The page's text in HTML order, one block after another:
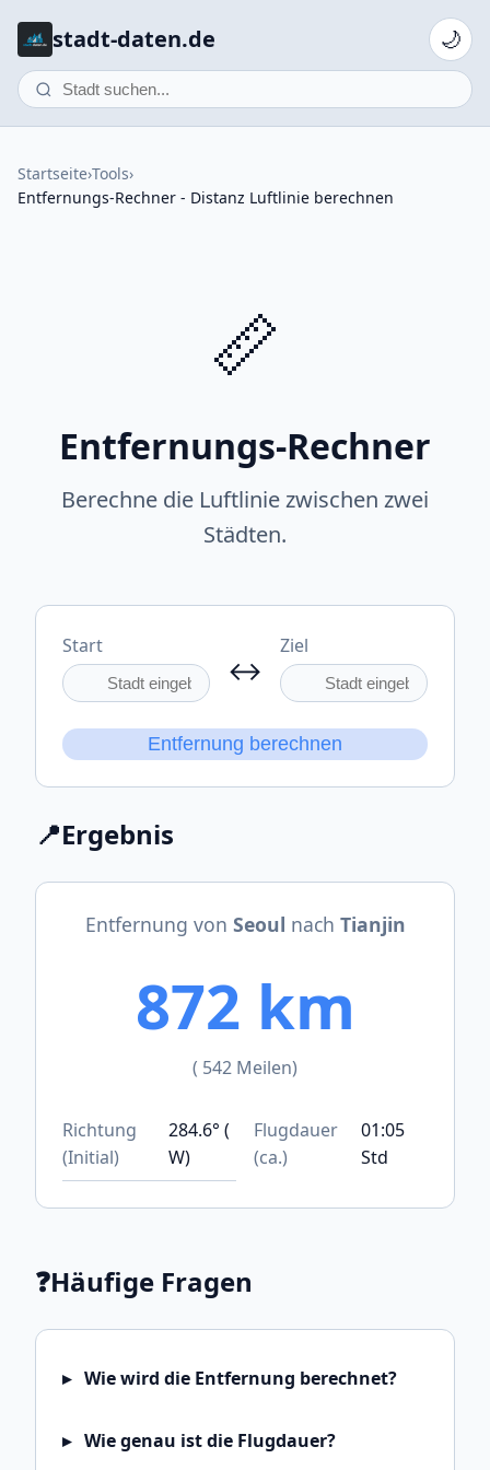
stadt-daten.de 🌙
Startseite›Tools›
Entfernungs-Rechner - Distanz Luftlinie berechnen
📏
Entfernungs-Rechner
Berechne die Luftlinie zwischen zwei
Städten.
Start
↔
Ziel
Entfernung berechnen
📍Ergebnis
Entfernung von Seoul nach Tianjin
872 km
( 542 Meilen)
Richtung
(Initial)
284.6° (
W)
Flugdauer
(ca.)
01:05
Std
❓Häufige Fragen
Wie wird die Entfernung berechnet?
Wie genau ist die Flugdauer?